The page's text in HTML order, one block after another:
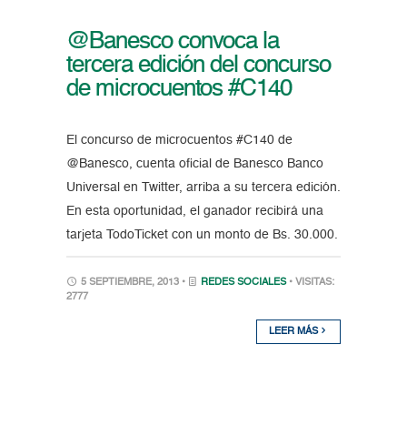
@Banesco convoca la
tercera edición del concurso
de microcuentos #C140
El concurso de microcuentos #C140 de
@Banesco, cuenta oficial de Banesco Banco
Universal en Twitter, arriba a su tercera edición.
En esta oportunidad, el ganador recibirá una
tarjeta TodoTicket con un monto de Bs. 30.000.
5 SEPTIEMBRE, 2013 • REDES SOCIALES • VISITAS:
2777
LEER MÁS